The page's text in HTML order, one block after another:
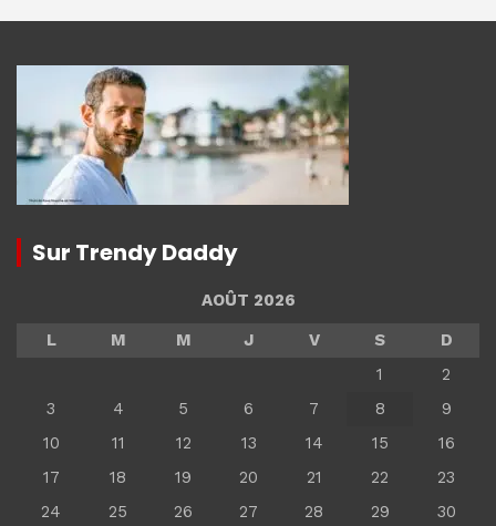
Sur Trendy Daddy
AOÛT 2026
L
M M J V S
D
1
2
3
4 5 6 7 8
9
10
11 12 13 14 15
16
17
18 19 20 21 22
23
24
25 26 27 28 29
30